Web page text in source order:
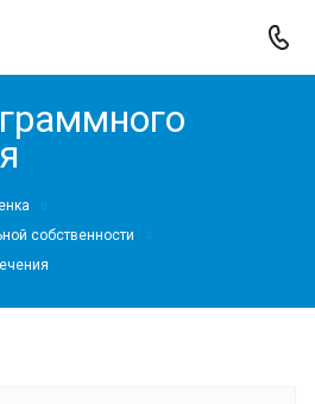
собственности